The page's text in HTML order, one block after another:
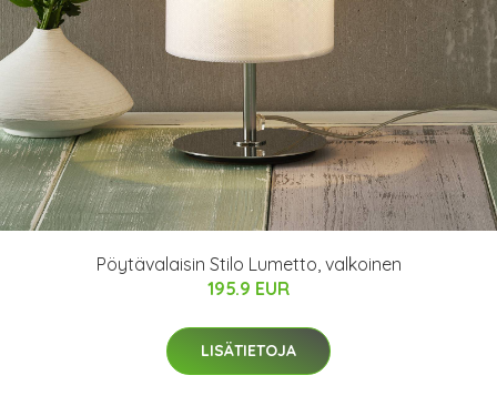
Pöytävalaisin Stilo Lumetto, valkoinen
195.9 EUR
LISÄTIETOJA